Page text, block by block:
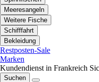
Meeresangeln
Weitere Fische
Schifffahrt
Bekleidung
Restposten-Sale
Marken
Kundendienst in Frankreich
Suchen